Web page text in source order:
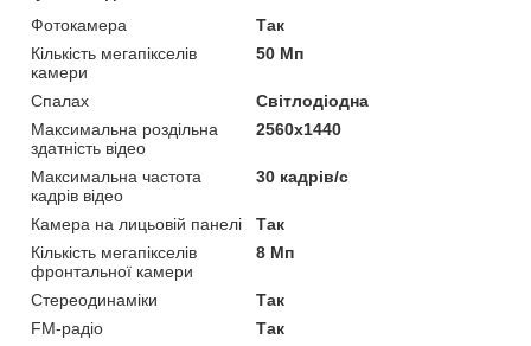
Фотокамера
Так
Кількість мегапікселів
камери
50 Мп
Спалах
Світлодіодна
Максимальна роздільна
здатність відео
2560x1440
Максимальна частота
кадрів відео
30 кадрів/с
Камера на лицьовій панелі
Так
Кількість мегапікселів
фронтальної камери
8 Мп
Стереодинаміки
Так
FM-радіо
Так